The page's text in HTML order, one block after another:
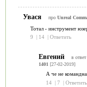
Увася про Unreal
Тотал - инструмент
9
14 Ответить
Евгений в ответ
1401[27-02-2019]
А че не
14 | 7 | Ответить